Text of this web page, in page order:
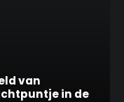
van
in de